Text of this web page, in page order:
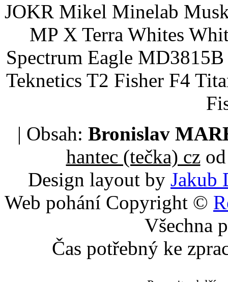
JOKR Mikel Minelab
MP X Terra Whites
Spectrum Eagle
Teknetics T2 Fisher F4
| Obsah: Bronislav
hantec (tečka) czod
Design layout by Jakub
Web pohání Copyright ©
Všechna
Čas potřebný ke